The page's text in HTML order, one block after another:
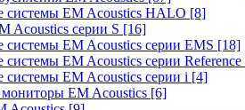
системы EM Acoustics HALO [8]
Acoustics серии S [16]
системы EM Acoustics серии EMS [18]
системы EM Acoustics серии Reference
системы EM Acoustics серии i [4]
EM Acoustics [6]